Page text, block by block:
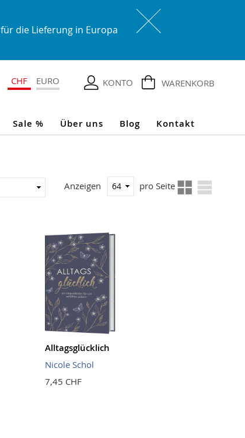
für die Lieferung in Europa
WARENKORB
KONTO
CHF EURO
Sale % Über uns Blog Kontakt
Ansicht
als
Anzeigen pro Seite
In
aufsteigender
Alltagsglücklich
Nicole Schol
7,45 CHF